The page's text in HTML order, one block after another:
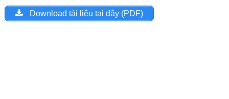
Download tài liệu tại đây (PDF)